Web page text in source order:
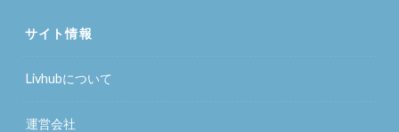
サイト情報
Livhubについて
運営会社